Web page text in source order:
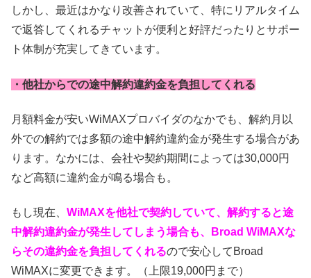
しかし、最近はかなり改善されていて、特にリアルタイム
で返答してくれるチャットが便利と好評だったりとサポー
ト体制が充実してきています。
・他社からでの途中解約違約金を負担してくれる
月額料金が安いWiMAXプロバイダのなかでも、解約月以
外での解約では多額の途中解約違約金が発生する場合があ
ります。なかには、会社や契約期間によっては30,000円
など高額に違約金が鳴る場合も。
もし現在、 WiMAXを他社で契約していて、解約すると途
中解約違約金が発生してしまう場合も、Broad WiMAXな
らその違約金を負担してくれるので安心してBroad
WiMAXに変更できます。（上限19,000円まで）